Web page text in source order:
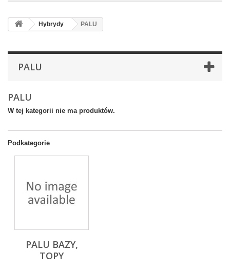
Hybrydy PALU
PALU
PALU
W tej kategorii nie ma produktów.
Podkategorie
PALU BAZY,
TOPY